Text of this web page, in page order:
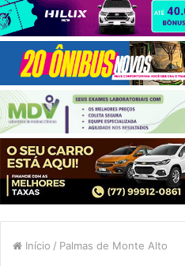
Início / Palmas de Monte Alto